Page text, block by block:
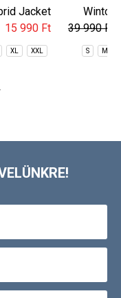
Jacket
15 990 Ft
XL XXL
Winton
39 990 Ft
S M